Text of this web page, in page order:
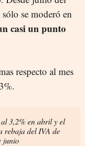
se moderó en
casi un punto
respecto al mes
3,2% en abril y el
rebaja del IVA de
junio